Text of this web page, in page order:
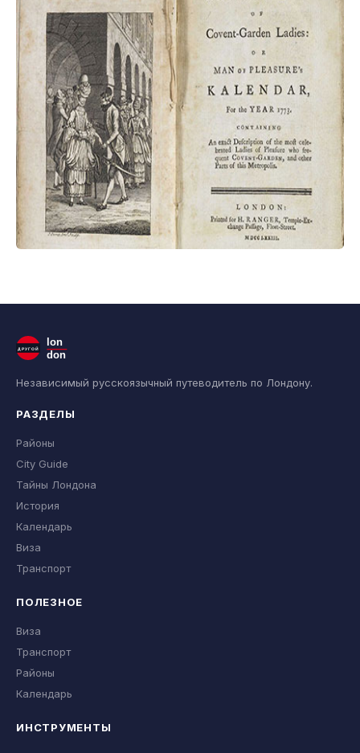
ДРУГОЙ
lon
don
Независимый русскоязычный путеводитель по Лондону.
РАЗДЕЛЫ
Районы
City Guide
Тайны Лондона
История
Календарь
Виза
Транспорт
ПОЛЕЗНОЕ
Виза
Транспорт
Районы
Календарь
ИНСТРУМЕНТЫ